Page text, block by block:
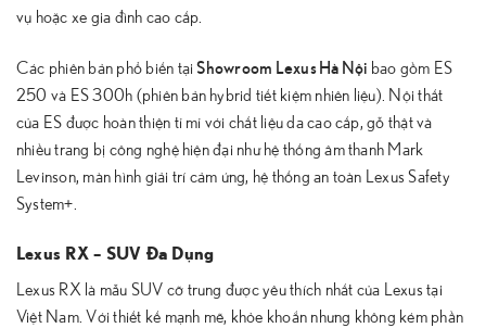
vụ hoặc xe gia đình cao cấp.
Các phiên bản phổ biến tạiShowroom Lexus Hà Nội bao gồm ES
250 và ES 300h (phiên bản hybrid tiết kiệm nhiên liệu). Nội thất
của ES được hoàn thiện tỉ mỉ với chất liệu da cao cấp, gỗ thật và
nhiều trang bị công nghệ hiện đại như hệ thống âm thanh Mark
Levinson, màn hình giải trí cảm ứng, hệ thống an toàn Lexus Safety
System+.
Lexus RX – SUV Đa Dụng
Lexus RX là mẫu SUV cỡ trung được yêu thích nhất của Lexus tại
Việt Nam. Với thiết kế mạnh mẽ, khỏe khoắn nhưng không kém phần